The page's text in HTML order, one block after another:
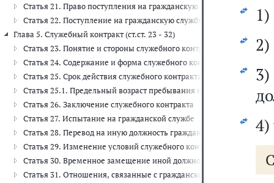
Статья 21. Право поступления на гражданскую службу
Статья 22. Поступление на гражданскую службу и замещение
Глава 5. Служебный контракт (ст.ст. 23 - 32)
Статья 23. Понятие и стороны служебного контракта
Статья 24. Содержание и форма служебного контракта
Статья 25. Срок действия служебного контракта
Статья 25.1. Предельный возраст пребывания на гражданской
Статья 26. Заключение служебного контракта
Статья 27. Испытание на гражданской службе
Статья 28. Перевод на иную должность гражданской службы или
Статья 29. Изменение условий служебного контракта в связи с
Статья 30. Временное замещение иной должности гражданской
Статья 31. Отношения, связанные с гражданской службой, при
4)